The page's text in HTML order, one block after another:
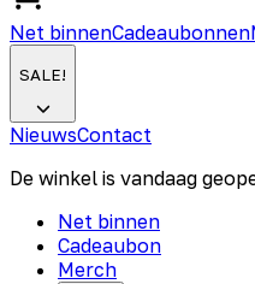
Net binnenCadeaubonnen
SALE!
NieuwsContact
De winkel is vandaag
Net binnen
Cadeaubon
Merch